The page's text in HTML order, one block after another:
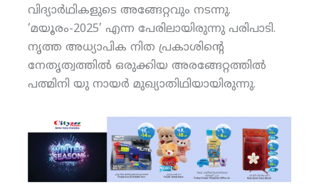
വിദ്യാര്‍ഥികളുടെ അങ്ങേറ്റവും നടന്നു.
‘മയൂരം-2025’ എന്ന പേരിലായിരുന്നു പരിപാടി.
നൃത്ത അധ്യാപിക നിത പ്രകാശിന്റെ
നേതൃത്വത്തില്‍ ഒരുക്കിയ അരങ്ങേറ്റത്തില്‍
പത്മിനി യു നായര്‍ മുഖ്യാതിഥിയായിരുന്നു.